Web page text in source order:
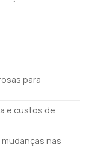
para
e custos de
nas